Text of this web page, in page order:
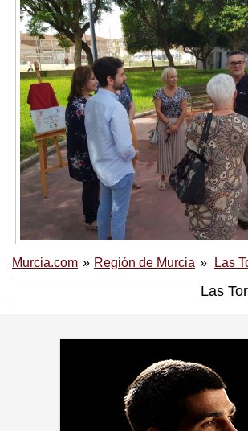
Murcia.com Región de Murcia Las
Las